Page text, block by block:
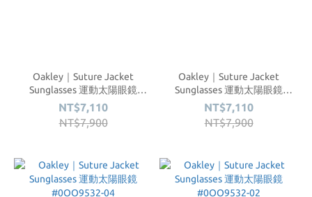
Oakley｜Suture Jacket
Sunglasses 運動太陽眼鏡
#0OO9532-07
NT$7,110
NT$7,900
Oakley｜Suture Jacket
Sunglasses 運動太陽眼鏡
#0OO9532-05
NT$7,110
NT$7,900